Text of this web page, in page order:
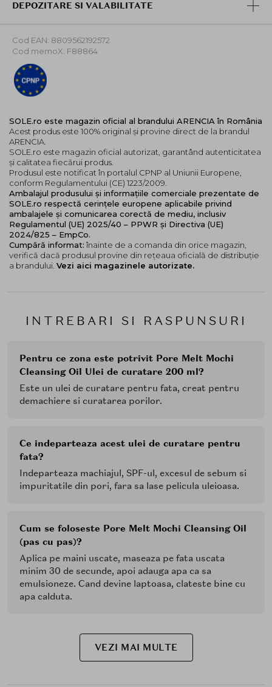
INTREBARI SI RASPUNSURI
Pentru ce zona este potrivit Pore Melt Mochi
Cleansing Oil Ulei de curatare 200 ml?
Este un ulei de curatare pentru fata, creat pentru
demachiere si curatarea porilor.
Ce indeparteaza acest ulei de curatare pentru
fata?
Indeparteaza machiajul, SPF-ul, excesul de sebum si
impuritatile din pori, fara sa lase pelicula uleioasa.
Cum se foloseste Pore Melt Mochi Cleansing Oil
(pas cu pas)?
Aplica pe maini uscate, maseaza pe fata uscata
minim 30 de secunde, apoi adauga apa ca sa
emulsioneze. Cand devine laptoasa, clateste bine cu
apa calduta.
VEZI MAI MULTE
Aplica o cantitate potrivita de ulei pe mainile uscate,
30 de secunde. Concentreaza-te pe zonele cu machiaj,
exces de sebum, puncte negre sau pori incarcati.
Adauga putina apa pentru a emulsiona produsul si
maseaza pana capata o textura laptoasa, apoi clateste
bine cu apa calduta. In functie de rutina ta, poti
DEPOZITARE SI VALABILITATE
Cod EAN: 8809562192572
Cod memoX: F88864
SOLE.ro este magazin oficial al brandului ARENCIA în România
Acest produs este 100% original și provine direct de la brandul
ARENCIA.
SOLE.ro este magazin oficial autorizat, garantând autenticitatea
și calitatea fiecărui produs.
Produsul este notificat în portalul CPNP al Uniunii Europene,
conform Regulamentului (CE) 1223/2009.
Ambalajul produsului și informațiile comerciale prezentate de
SOLE.ro respectă cerințele europene aplicabile privind
ambalajele și comunicarea corectă de mediu, inclusiv
Regulamentul (UE) 2025/40 – PPWR și Directiva (UE)
2024/825 – EmpCo.
Cumpără informat: înainte de a comanda din orice magazin,
verifică dacă produsul provine din rețeaua oficială de distribuție
a brandului. Vezi aici magazinele autorizate.